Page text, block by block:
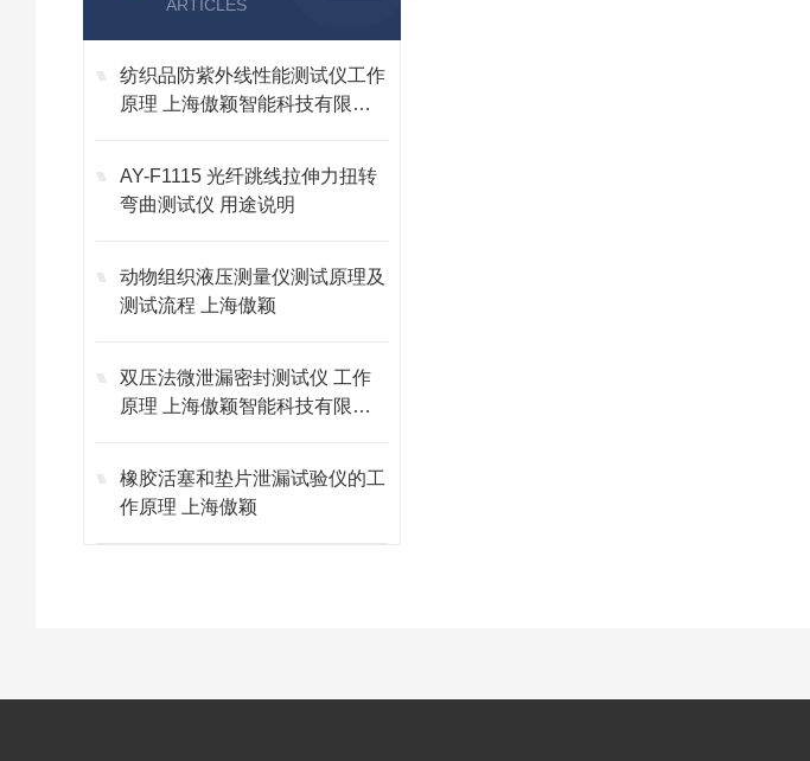
ARTICLES
纺织品防紫外线性能测试仪工作
原理 上海傲颖智能科技有限公
AY-F1115 光纤跳线拉伸力扭转
弯曲测试仪 用途说明
动物组织液压测量仪测试原理及
测试流程 上海傲颖
双压法微泄漏密封测试仪 工作
原理 上海傲颖智能科技有限公
橡胶活塞和垫片泄漏试验仪的工
作原理 上海傲颖